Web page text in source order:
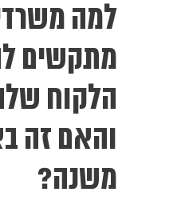
למה
מתקשים
הלקוח
והאם זה
משנה?